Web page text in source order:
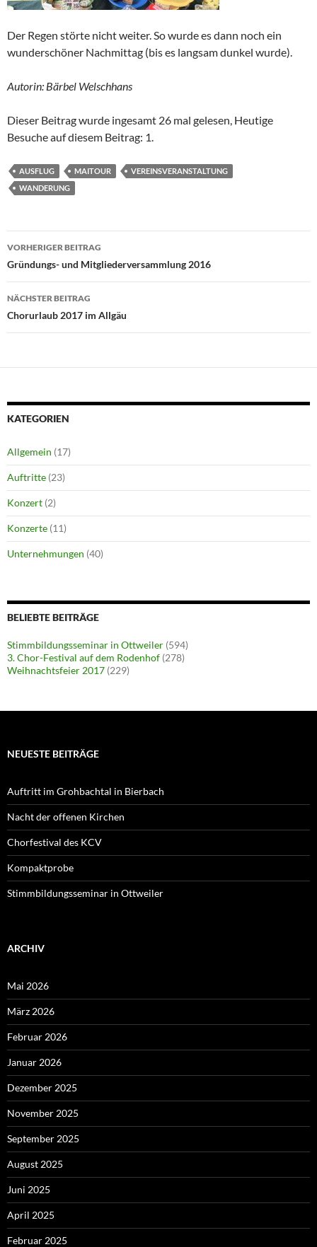
Der Regen störte nicht weiter. So wurde es dann noch ein
wunderschöner Nachmittag (bis es langsam dunkel wurde).
Autorin: Bärbel Welschhans
Dieser Beitrag wurde ingesamt 26 mal gelesen, Heutige
Besuche auf diesem Beitrag: 1.
AUSFLUG MAITOUR
VEREINSVERANSTALTUNG
WANDERUNG
Beitragsnavigation
VORHERIGER BEITRAG
Gründungs- und Mitgliederversammlung 2016
NÄCHSTER BEITRAG
Chorurlaub 2017 im Allgäu
KATEGORIEN
Allgemein (17)
Auftritte (23)
Konzert (2)
Konzerte (11)
Unternehmungen (40)
BELIEBTE BEITRÄGE
Stimmbildungsseminar in Ottweiler (594)
3. Chor-Festival auf dem Rodenhof (278)
Weihnachtsfeier 2017 (229)
NEUESTE BEITRÄGE
Auftritt im Grohbachtal in Bierbach
Nacht der offenen Kirchen
Chorfestival des KCV
Kompaktprobe
Stimmbildungsseminar in Ottweiler
ARCHIV
Mai 2026
März 2026
Februar 2026
Januar 2026
Dezember 2025
November 2025
September 2025
August 2025
Juni 2025
April 2025
Februar 2025